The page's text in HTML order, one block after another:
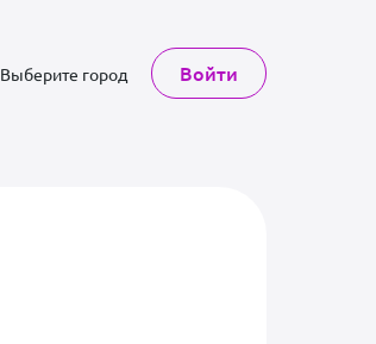
Выберите город Войти